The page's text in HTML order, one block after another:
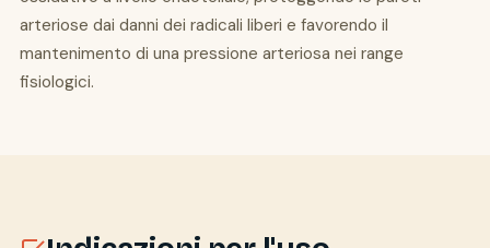
arteriose dai danni dei radicali liberi e favorendo il
mantenimento di una pressione arteriosa nei range
fisiologici.